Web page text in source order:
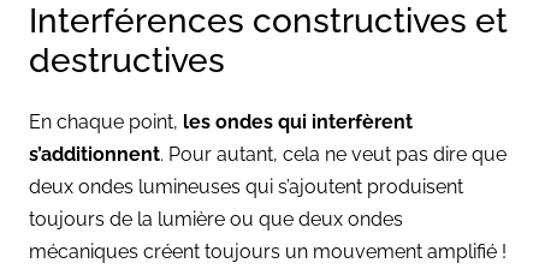
Interférences constructives et
destructives
En chaque point, les ondes qui interfèrent
s’additionnent. Pour autant, cela ne veut pas dire que
deux ondes lumineuses qui s’ajoutent produisent
toujours de la lumière ou que deux ondes
mécaniques créent toujours un mouvement amplifié !